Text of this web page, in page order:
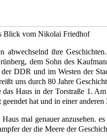
Blick vom Nikolai Friedhof
ihre
dem Sohn des
DDR und im Westen der
uns durch 80 Jahre
Haus in der Torstraße 1.
hat und in einer
mal genauer
der die Meere der